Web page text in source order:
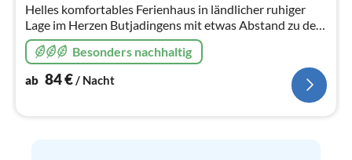
Helles komfortables Ferienhaus in ländlicher ruhiger
Lage im Herzen Butjadingens mit etwas Abstand zu den
Ferienballungsorten. Für Leute, die Platz brauchen...
Besonders nachhaltig
ab 84€/ Nacht